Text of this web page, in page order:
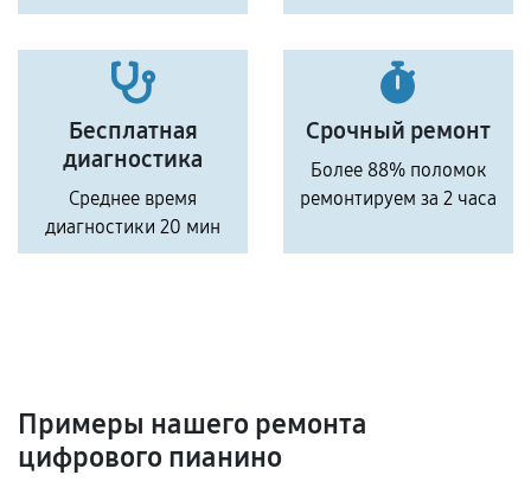
Бесплатная
диагностика
Среднее время
диагностики 20 мин
Срочный ремонт
Более 88% поломок
ремонтируем за 2 часа
Примеры нашего ремонта
цифрового пианино